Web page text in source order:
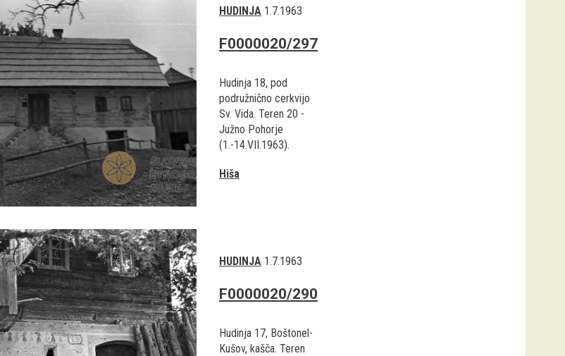
HUDINJA 1.7.1963
F0000020/297
Hudinja 18, pod
podružnično cerkvijo
Sv. Vida. Teren 20 -
Južno Pohorje
(1.-14.VII.1963).
Hiša
HUDINJA 1.7.1963
F0000020/290
Hudinja 17, Boštonel-
Kušov, kašča. Teren